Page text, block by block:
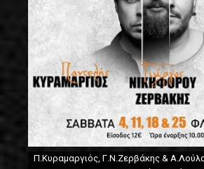
Π.Κυραμαργιός, Γ.Ν.Ζερβάκης &